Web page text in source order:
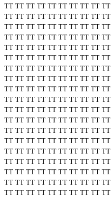
TT TT TT TT TT TT TT TT TT TT
TT TT TT TT TT TT TT TT TT TT
TT TT TT TT TT TT TT TT TT TT
TT TT TT TT TT TT TT TT TT TT
TT TT TT TT TT TT TT TT TT TT
TT TT TT TT TT TT TT TT TT TT
TT TT TT TT TT TT TT TT TT TT
TT TT TT TT TT TT TT TT TT TT
TT TT TT TT TT TT TT TT TT TT
TT TT TT TT TT TT TT TT TT TT
TT TT TT TT TT TT TT TT TT TT
TT TT TT TT TT TT TT TT TT TT
TT TT TT TT TT TT TT TT TT TT
TT TT TT TT TT TT TT TT TT TT
TT TT TT TT TT TT TT TT TT TT
TT TT TT TT TT TT TT TT TT TT
TT TT TT TT TT TT TT TT TT TT
TT TT TT TT TT TT TT TT TT TT
TT TT TT TT TT TT TT TT TT TT